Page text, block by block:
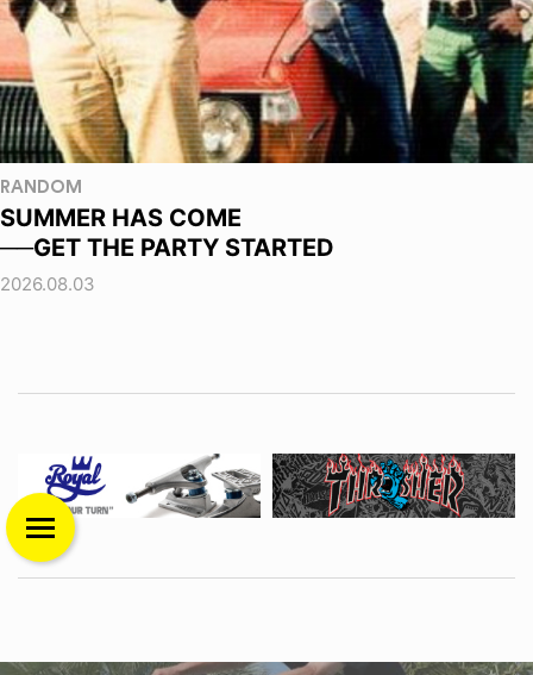
RANDOM
SUMMER HAS COME
──GET THE PARTY STARTED
2026.08.03